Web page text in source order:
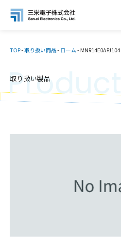
TOP-取り扱い商品-ローム-MNR14E0APJ104
取り扱い製品